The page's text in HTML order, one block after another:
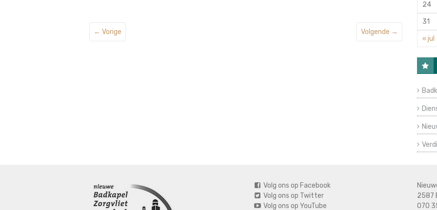
← Vorige Volgende →
24
31
« jul
Volg ons op Facebook
Volg ons op Twitter
Volg ons op YouTube
2587
070